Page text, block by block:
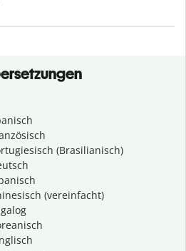
(Brasilianisch)
(vereinfacht)